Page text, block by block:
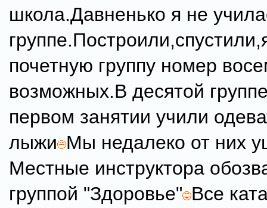
школа.Давненько я не
почетную группу номер
возможных.В десятой
первом занятии учили
лыжи Мы недалеко от них
Местные инструктора
группой "Здоровье" Все